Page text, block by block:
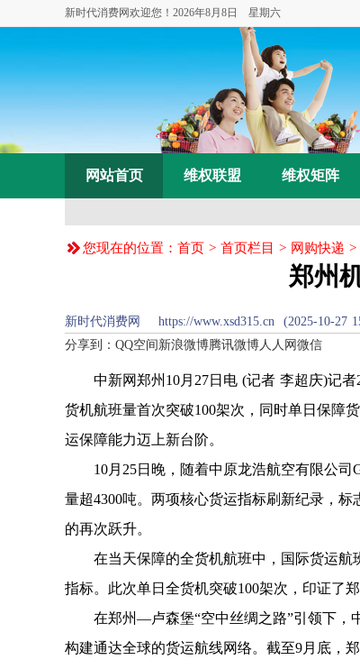
新时代消费网欢迎您！ 2026年8月8日 星期六
网站首页 维权联盟 维权矩阵
您现在的位置： 首页 > 首页栏目 > 网购快递 >
郑州
新时代消费网 https://www.xsd315.cn (2025-
分享到： QQ空间 新浪微博腾讯微博人人网 微信
中新网郑州10月27日电 (记者 李超庆)记者
货机航班量首次突破100架次，同时单日保障
运保障能力迈上新台阶。
10月25日晚，随着中原龙浩航空有限公司
量超4300吨。两项核心货运指标刷新纪录，
的再次跃升。
在当天保障的全货机航班中，国际货运航
指标。此次单日全货机突破100架次，印证了
在郑州—卢森堡“空中丝绸之路”引领下，中
构建通达全球的货运航线网络。截至9月底，